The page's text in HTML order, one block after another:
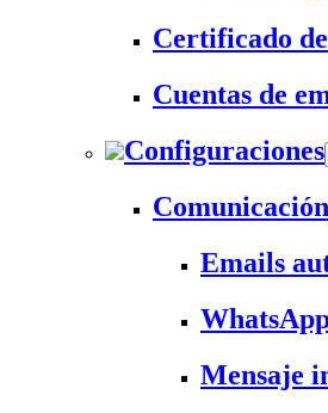
Certificado
Cuentas de
Configuraciones
Comunicación
Emails
Mensaje